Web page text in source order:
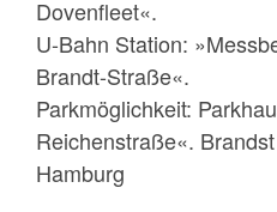
Dovenfleet«.
U-Bahn Station:
Brandt-Straße«.
Parkmöglichkeit:
Reichenstraße«.
Hamburg